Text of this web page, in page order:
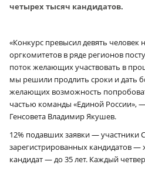
четырех тысяч кандидатов.
«Конкурс превысил девять человек
оргкомитетов в ряде регионов
поток желающих участвовать в
мы решили продлить сроки и дать
желающих возможность
частью команды «Единой России»,
Генсовета Владимир Якушев.
12% подавших заявки — участники
зарегистрированных кандидатов
кандидат — до 35 лет. Каждый